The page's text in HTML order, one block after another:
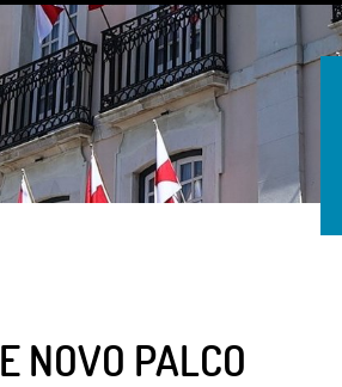
NOVO PALCO